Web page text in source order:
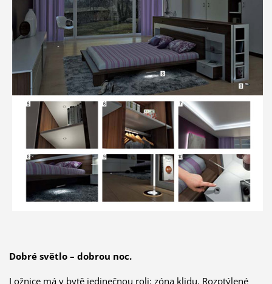
Dobré světlo – dobrou noc.
Ložnice má v bytě jedinečnou roli: zóna klidu. Rozptýlené